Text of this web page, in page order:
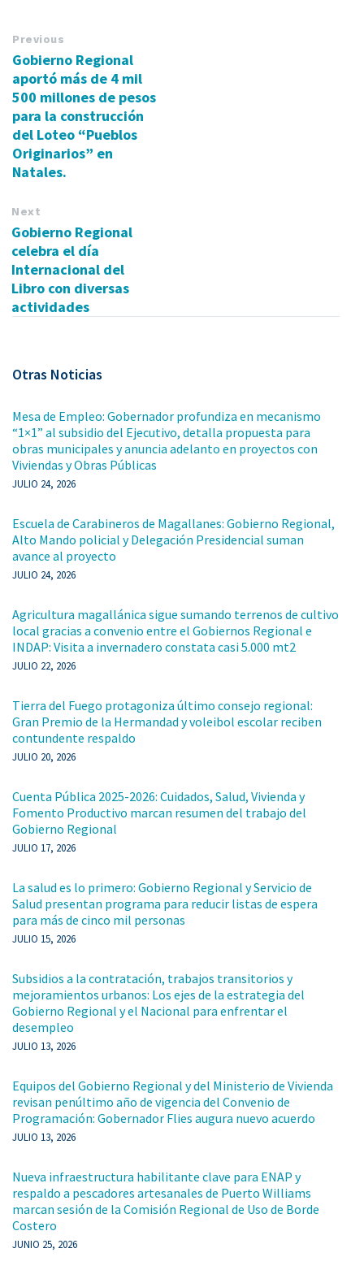
Previous
Gobierno Regional
aportó más de 4 mil
500 millones de pesos
para la construcción
del Loteo “Pueblos
Originarios” en
Natales.
Next
Gobierno Regional
celebra el día
Internacional del
Libro con diversas
actividades
Otras Noticias
Mesa de Empleo: Gobernador profundiza en mecanismo
“1×1” al subsidio del Ejecutivo, detalla propuesta para
obras municipales y anuncia adelanto en proyectos con
Viviendas y Obras Públicas
JULIO 24, 2026
Escuela de Carabineros de Magallanes: Gobierno Regional,
Alto Mando policial y Delegación Presidencial suman
avance al proyecto
JULIO 24, 2026
Agricultura magallánica sigue sumando terrenos de cultivo
local gracias a convenio entre el Gobiernos Regional e
INDAP: Visita a invernadero constata casi 5.000 mt2
JULIO 22, 2026
Tierra del Fuego protagoniza último consejo regional:
Gran Premio de la Hermandad y voleibol escolar reciben
contundente respaldo
JULIO 20, 2026
Cuenta Pública 2025-2026: Cuidados, Salud, Vivienda y
Fomento Productivo marcan resumen del trabajo del
Gobierno Regional
JULIO 17, 2026
La salud es lo primero: Gobierno Regional y Servicio de
Salud presentan programa para reducir listas de espera
para más de cinco mil personas
JULIO 15, 2026
Subsidios a la contratación, trabajos transitorios y
mejoramientos urbanos: Los ejes de la estrategia del
Gobierno Regional y el Nacional para enfrentar el
desempleo
JULIO 13, 2026
Equipos del Gobierno Regional y del Ministerio de Vivienda
revisan penúltimo año de vigencia del Convenio de
Programación: Gobernador Flies augura nuevo acuerdo
JULIO 13, 2026
Nueva infraestructura habilitante clave para ENAP y
respaldo a pescadores artesanales de Puerto Williams
marcan sesión de la Comisión Regional de Uso de Borde
Costero
JUNIO 25, 2026